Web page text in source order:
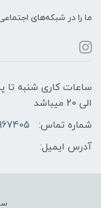
ما را در شبکه‌های
الی 20 میباشد
شماره تماس:
09361868196
آدرس ایمیل: